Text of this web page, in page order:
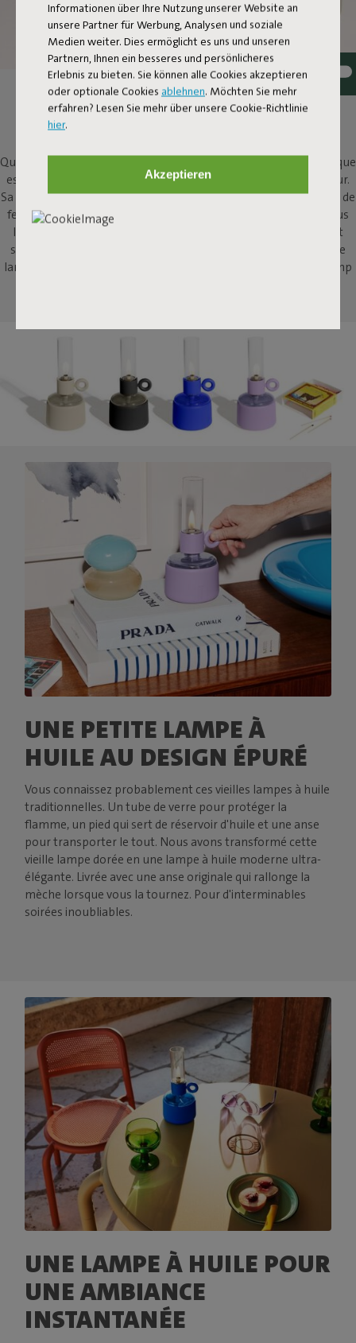
Informationen über Ihre Nutzung unserer Website an
unsere Partner für Werbung, Analysen und soziale
Medien weiter. Dies ermöglicht es uns und unseren
Partnern, Ihnen ein besseres und persönlicheres
Erlebnis zu bieten. Sie können alle Cookies akzeptieren
oder optionale Cookies ablehnen. Möchten Sie mehr
erfahren? Lesen Sie mehr über unsere Cookie-Richtlinie
hier.
Akzeptieren
ALLUMER LE FEU À VOTRE
Qui n'apprécie pas de se rassembler autour d'un feu ? Flamtastique
est la cheminée au bioéthanol surdimensionnée pour l'extérieur.
Sa petite sœur, Flamtastique XS, apporte cette même ambiance de
feu de camp à l'intérieur, à votre table. Pour ajouter un petit plus
lorsque vous partagez un verre ou profitez d'un repas, ou tout
simplement pour regarder ses flammes. Cette puissante petite
lampe à huile d'intérieur encouragera les histoires de feu de camp
UNE PETITE LAMPE À
HUILE AU DESIGN ÉPURÉ
Vous connaissez probablement ces vieilles lampes à huile
traditionnelles. Un tube de verre pour protéger la
flamme, un pied qui sert de réservoir d'huile et une anse
pour transporter le tout. Nous avons transformé cette
vieille lampe dorée en une lampe à huile moderne ultra-
élégante. Livrée avec une anse originale qui rallonge la
mèche lorsque vous la tournez. Pour d'interminables
soirées inoubliables.
UNE LAMPE À HUILE POUR
UNE AMBIANCE
INSTANTANÉE